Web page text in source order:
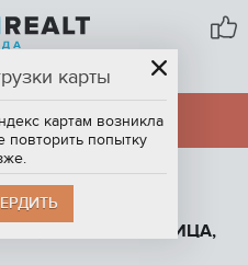
ПРОДАЖА
М2, В АРЕНДУ НА
ОКРУЖНАЯ УЛИЦА,
карты
картам возникла
повторить попытку